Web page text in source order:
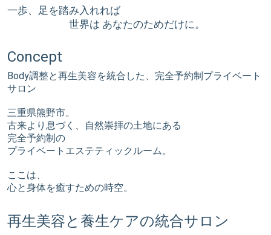
一歩、足を踏み入れれば
世界は あなたのためだけに。
Concept
Body調整と再生美容を統合した、完全予約制プライベート
サロン
三重県熊野市。
古来より息づく、自然崇拝の土地にある
完全予約制の
プライベートエステティックルーム。
ここは、
心と身体を癒すための時空。
再生美容と養生ケアの統合サロン